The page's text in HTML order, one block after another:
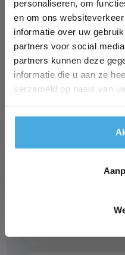
personaliseren, om
en om ons
informatie over uw
partners voor social
partners kunnen deze
informatie die u aan ze
verzameld op basis van
Branches
Foam en stoffering
Woning- en